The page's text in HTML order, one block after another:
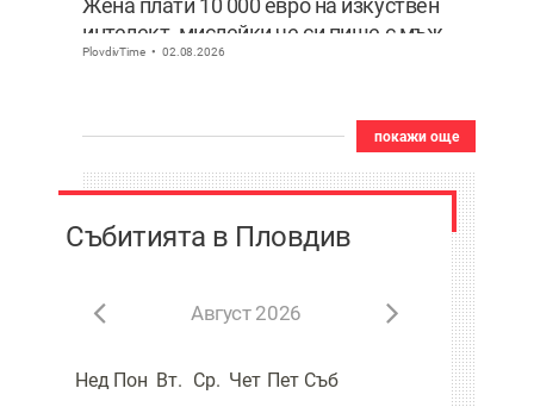
интелект, мислейки че си пише с мъж
ВИДЕО
PlovdivTime 02.08.2026
покажи още
Събитията в Пловдив
Август 2026
Нед Пон Вт. Ср. Чет Пет Съб